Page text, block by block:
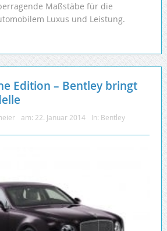
Maßstäbe für die
Luxus und Leistung.
Edition – Bentley bringt
am: 22. Januar 2014 In: Bentley